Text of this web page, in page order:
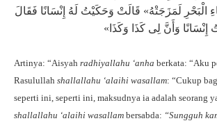
الْبَحْرِ لَمَزَجَتْهُ» قَالَتْ وَحَكَيْتُ لَهُ إِنْسَانًا فَقَالَ
وَأَنَّ لِى كَذَا وَكَذَا»
Artinya: “Aisyah radhiyallahu ‘anha berkata: “Aku
Rasulullah shallallahu ‘alaihi wasallam: “Cukup
seperti ini, seperti ini, maksudnya ia adalah seorang
shallallahu ‘alaihi wasallam bersabda: “Sungguh